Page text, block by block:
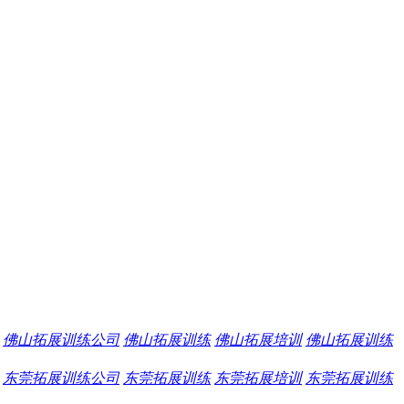
佛山拓展训练公司 佛山拓展训练 佛山拓展培训 佛山拓展训练
东莞拓展训练公司 东莞拓展训练 东莞拓展培训 东莞拓展训练